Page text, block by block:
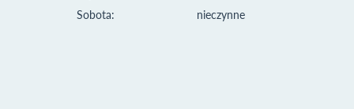
Sobota:
nieczynne